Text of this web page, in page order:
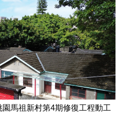
馬祖新村第4期修復工程動工